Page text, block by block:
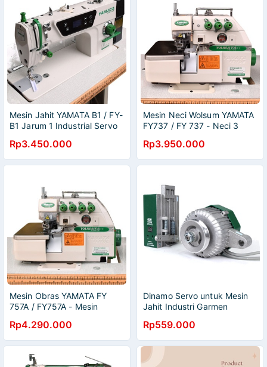
Mesin Jahit YAMATA B1 / FY-
B1 Jarum 1 Industrial Servo
Rp3.450.000
Mesin Neci Wolsum YAMATA
FY737 / FY 737 - Neci 3
Rp3.950.000
Mesin Obras YAMATA FY
757A / FY757A - Mesin
Highspeed
Rp4.290.000
Dinamo Servo untuk Mesin
Jahit Industri Garmen
Rp559.000